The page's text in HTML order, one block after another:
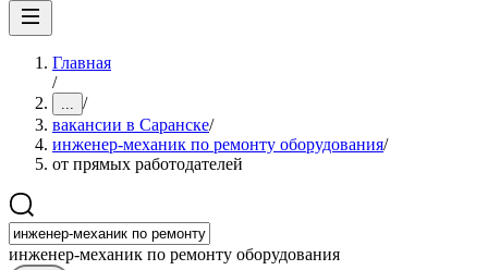
Главная
/
... /
вакансии в Саранске/
инженер-механик по ремонту оборудования/
от прямых работодателей
инженер-механик по ремонту оборудования